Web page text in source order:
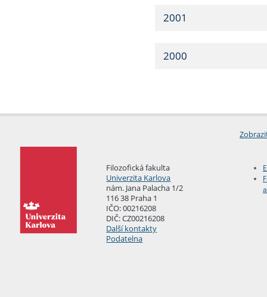
2001
2000
Filozofická fakulta
Univerzita Karlova
nám. Jana Palacha 1/2
116 38 Praha 1
IČO: 00216208
DIČ: CZ00216208
Další kontakty
Podatelna